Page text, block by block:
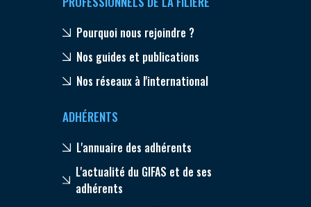
Pourquoi nous rejoindre ?
Nos guides et publications
Nos réseaux à l'international
ADHÉRENTS
L'annuaire des adhérents
L'actualité du GIFAS et de ses
adhérents